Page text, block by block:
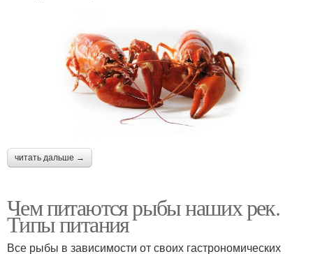
читать дальше →
Чем питаются рыбы наших рек.
Типы питания
Все рыбы в зависимости от своих гастрономических